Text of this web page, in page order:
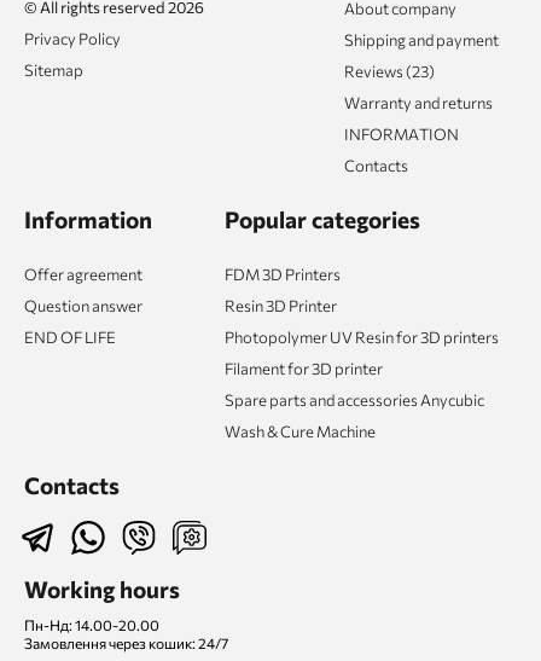
© All rights reserved 2026
Privacy Policy
Sitemap
About company
Shipping and payment
Reviews (23)
Warranty and returns
INFORMATION
Contacts
Information
Offer agreement
Question answer
END OF LIFE
Popular categories
FDM 3D Printers
Resin 3D Printer
Photopolymer UV Resin for 3D printers
Filament for 3D printer
Spare parts and accessories Anycubic
Wash & Cure Machine
Contacts
Working hours
Пн-Нд: 14.00-20.00
Замовлення через кошик: 24/7